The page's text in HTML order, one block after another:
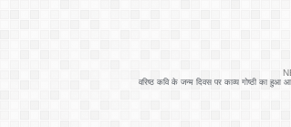
वरिष्ठ कवि के जन्म दिवस पर काव्य गोष्ठी का हुआ